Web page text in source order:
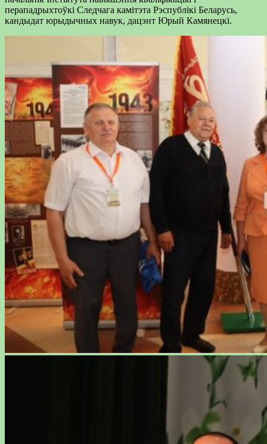
перападрыхтоўкі Следчага камітэта Рэспублікі Беларусь,
кандыдат юрыдычных навук, дацэнт Юрый Камянецкі.